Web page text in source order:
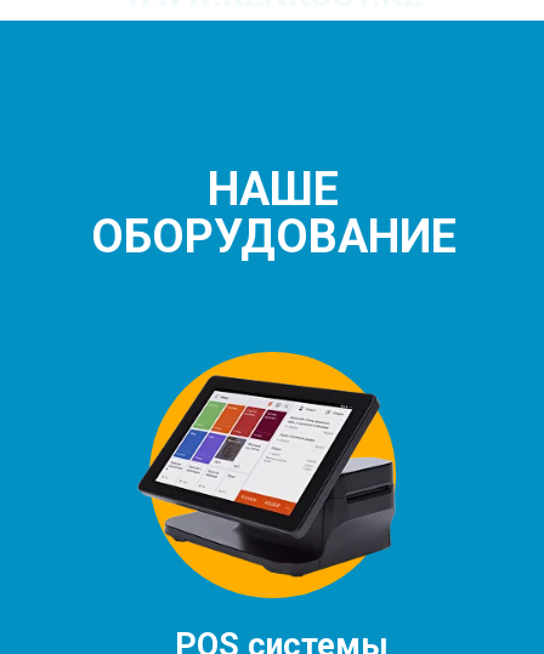
НАШЕ
ОБОРУДОВАНИЕ
POS системы